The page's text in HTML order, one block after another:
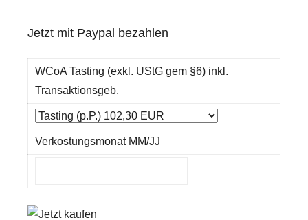
Jetzt mit Paypal bezahlen
WCoA Tasting (exkl. UStG gem §6) inkl.
Transaktionsgeb.
Verkostungsmonat MM/JJ